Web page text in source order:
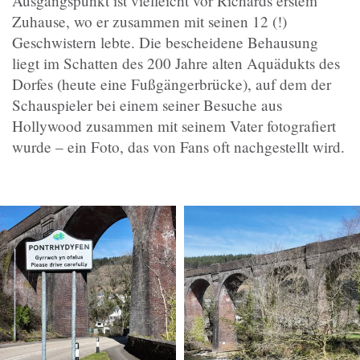
Zuhause, wo er zusammen mit seinen 12 (!)
Geschwistern lebte. Die bescheidene Behausung
liegt im Schatten des 200 Jahre alten Aquädukts des
Dorfes (heute eine Fußgängerbrücke), auf dem der
Schauspieler bei einem seiner Besuche aus
Hollywood zusammen mit seinem Vater fotografiert
wurde – ein Foto, das von Fans oft nachgestellt wird.